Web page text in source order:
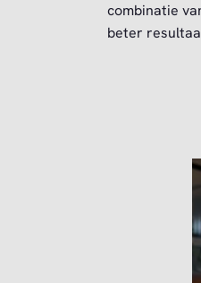
combinatie
beter